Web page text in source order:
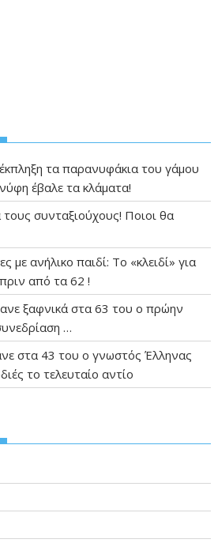
τα παρανυφάκια του γάμου
έβαλε τα κλάματα!
συνταξιούχους! Ποιοι θα
με ανήλικο παιδί: Το «κλειδί» για
από τα 62 !
ξαφνικά στα 63 του ο πρώην
…
στα 43 του ο γνωστός Έλληνας
το τελευταίο αντίο